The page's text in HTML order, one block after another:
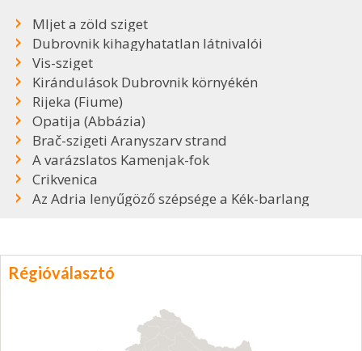
Mljet a zöld sziget
Dubrovnik kihagyhatatlan látnivalói
Vis-sziget
Kirándulások Dubrovnik környékén
Rijeka (Fiume)
Opatija (Abbázia)
Brač-szigeti Aranyszarv strand
A varázslatos Kamenjak-fok
Crikvenica
Az Adria lenyűgöző szépsége a Kék-barlang
Régióválasztó